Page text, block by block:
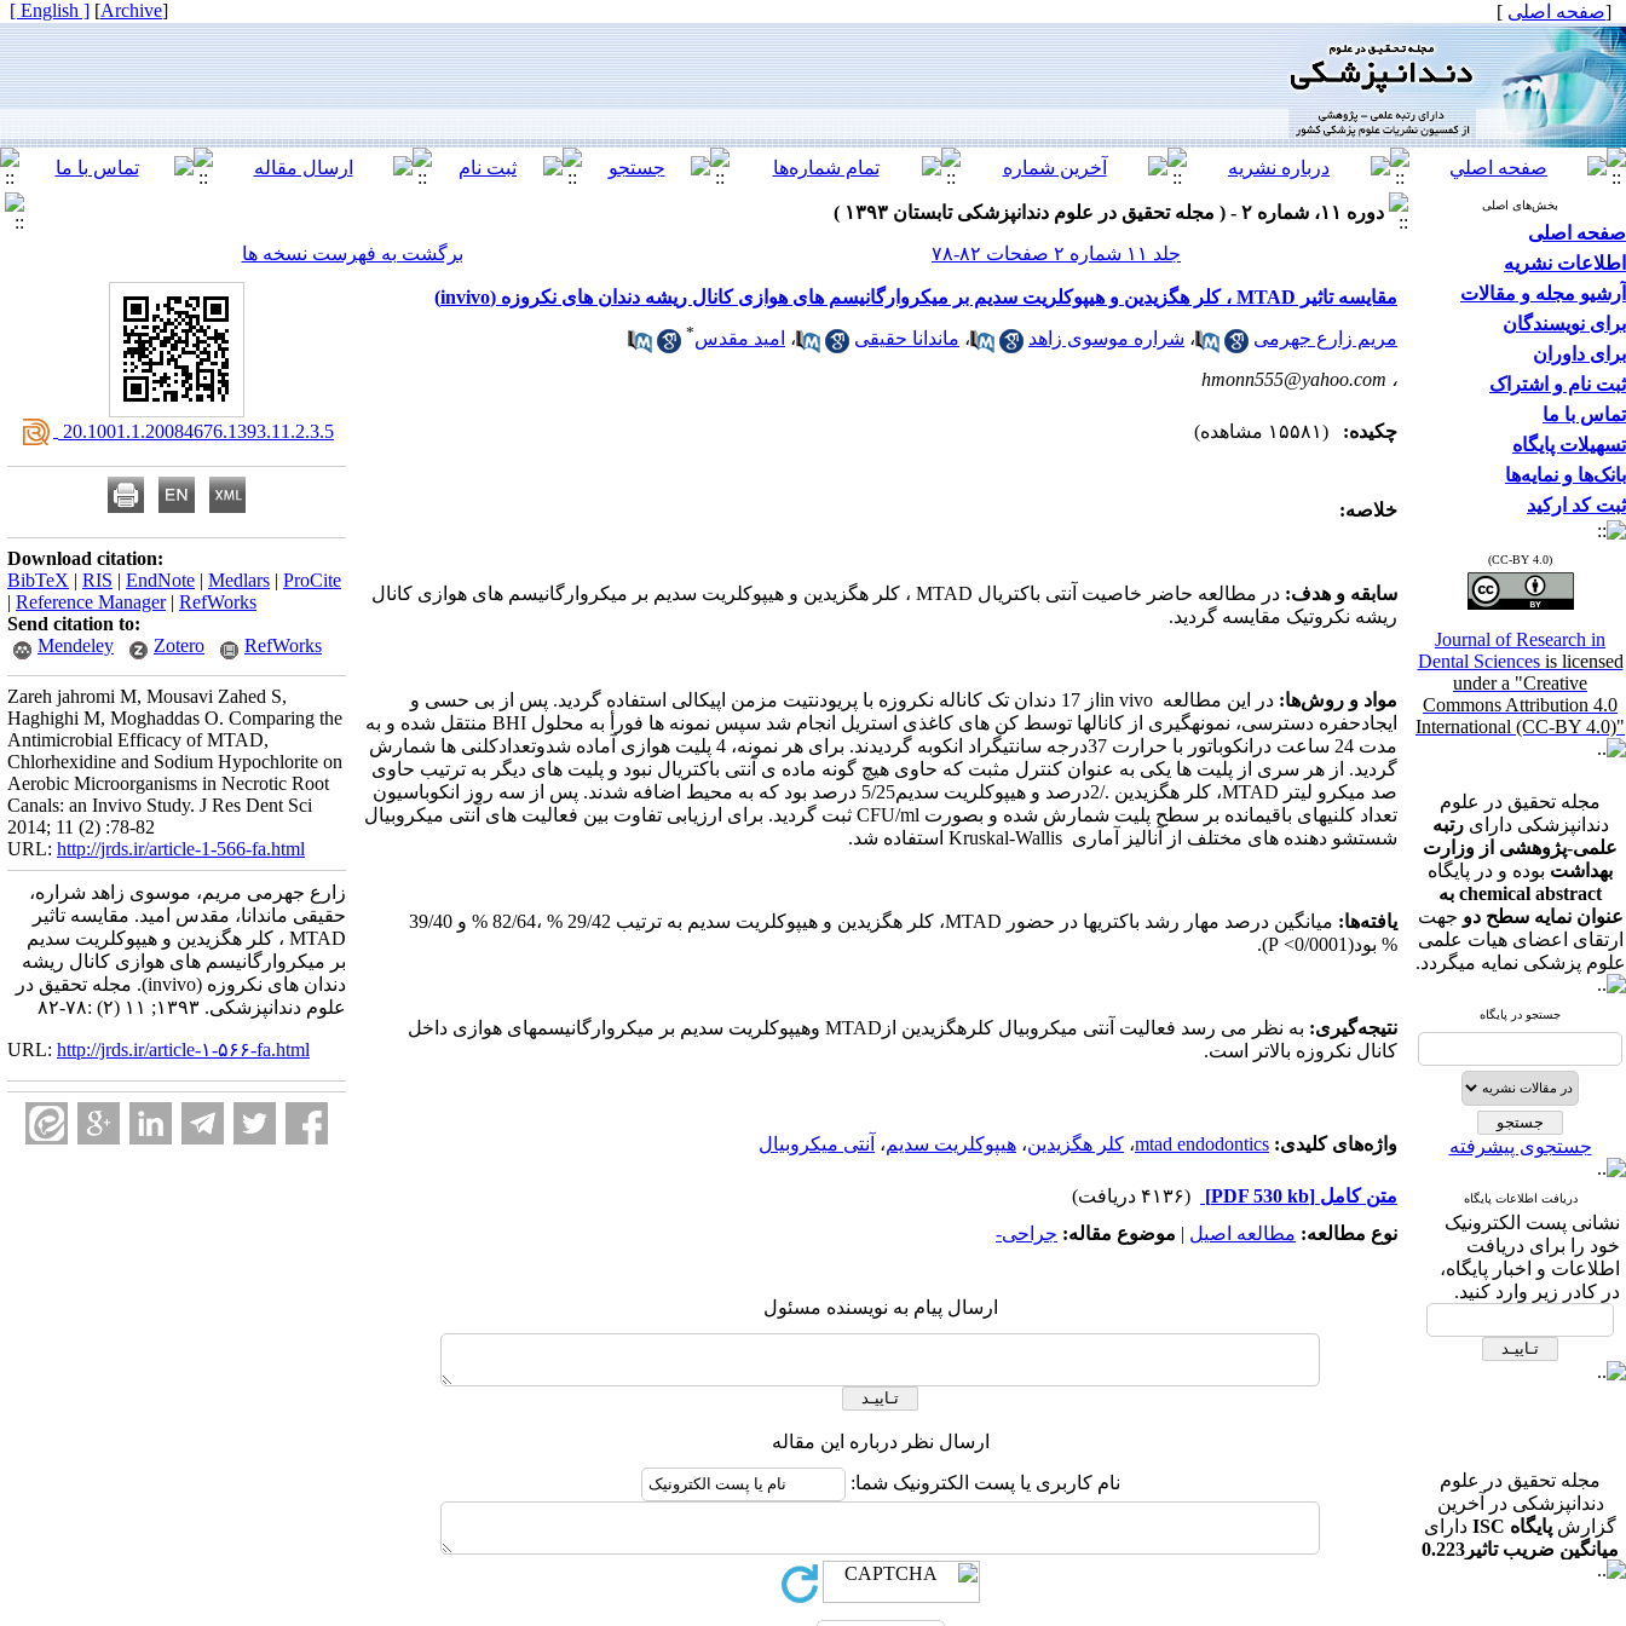
[صفحه اصلی ]
[
Archive
]
[ English ]
بخش‌های اصلی
صفحه اصلی
اطلاعات نشریه
آرشیو مجله و مقالات
برای نویسندگان
برای داوران
ثبت نام و اشتراک
تماس با ما
تسهیلات پایگاه
بانک‌ها و نمایه‌ها
ثبت کد ارکید
(CC-BY 4.0)
Journal of Research in
Dental Sciences is licensed
under a "Creative
Commons Attribution 4.0
International (CC-BY 4.0)"
مجله تحقیق در علوم
دندانپزشکی دارایرتبه
علمی-پژوهشی از وزارت
بهداشت بوده و در پایگاه
chemical abstract به
عنوان نمایه سطح دو جهت
ارتقای اعضای هیات علمی
علوم پزشکی نمایه میگردد.
جستجو در پایگاه
جستجوی پیشرفته
دریافت اطلاعات پایگاه
نشانی پست الکترونیک
خود را برای دریافت
اطلاعات و اخبار پایگاه،
در کادر زیر وارد کنید.
مجله تحقیق در علوم
دندانپزشکی در آخرین
گزارش پایگاه ISC
دارای
میانگین ضریب تاثیر0.223
در رشته دندانپزشکی می
دوره ۱۱، شماره ۲ - ( مجله تحقیق در علوم دندانپزشکی تابستان ۱۳۹۳ )
جلد ۱۱ شماره ۲ صفحات ۸۲-۷۸
برگشت به فهرست نسخه ها
مقایسه تاثیر MTAD ، کلر هگزیدین و هیپوکلریت سدیم بر میکروارگانیسم های هوازی کانال ریشه دندان های نکروزه (invivo)
مریم زارع جهرمی ، شراره موسوی زاهد ، ماندانا حقیقی ، امید مقدس*
، hmonn555@yahoo.com
چکیده: (۱۵۵۸۱ مشاهده)
خلاصه:
سابقه و هدف: در مطالعه حاضر خاصیت آنتی باکتریال MTAD ، کلر هگزیدین و هیپوکلریت سدیم بر میکروارگانیسم های هوازی کانال
ریشه نکروتیک مقایسه گردید.
مواد و روش‌ها: در این مطالعه in vivo
از 17 دندان تک کاناله نکروزه با پریودنتیت مزمن اپیکالی استفاده گردید. پس از بی حسی و
ایجادحفره دسترسی، نمونه­گیری از کانالها توسط کن های کاغذی استریل انجام شد سپس نمونه ها فورأ به محلول BHI منتقل شده و به
مدت 24 ساعت درانکوباتور با حرارت 37درجه سانتی­گراد انکوبه گردیدند. برای هر نمونه
، 4 پلیت هوازی آماده شدوتعدادکلنی ها شمارش
گردید. از هر سری از پلیت ها یکی به عنوان کنترل مثبت که حاوی هیچ گونه ماده ی آنتی باکتریال نبود و پلیت های دیگر به ترتیب حاوی
صد میکرو لیتر MTAD
، کلر هگزیدین ./2درصد و هیپوکلریت سدیم5/25 درصد بود که به محیط اضافه شدند. پس از سه روز انکوباسیون
تعداد کلنی­های باقیمانده بر سطح پلیت شمارش شده و بصورت CFU/ml ثبت گردید. برای ارزیابی تفاوت بین فعالیت های آنتی میکروبیال
شستشو دهنده های مختلف از آنالیز آماری Kruskal-Wallis استفاده شد.
یافته‌ها: میانگین درصد مهار رشد باکتری­ها در حضور MTAD، کلر هگزیدین و هیپوکلریت سدیم به ترتیب 29/42 %
،82/64 % و 39/40
% بود(0/0001> P
).
نتیجه‌گیری: به نظر می رسد فعالیت آنتی میکروبیال کلرهگزیدین از MTAD وهیپوکلریت سدیم بر میکروارگانیسم­های هوازی داخل
کانال نکروزه بالاتر است.
واژه‌های کلیدی: mtad endodontics، کلر هگزیدین، هیپوکلریت سدیم، آنتی میکروبیال
متن کامل [PDF 530 kb]
(۴۱۳۶ دریافت)
نوع مطالعه: مطالعه اصیل | موضوع مقاله: جراحی-
ارسال پیام به نویسنده مسئول
ارسال نظر درباره این مقاله
نام کاربری یا پست الکترونیک شما:
‎ 20.1001.1.20084676.1393.11.2.3.5
Download citation:
BibTeX | RIS | EndNote | Medlars | ProCite
| Reference Manager| RefWorks
Send citation to:
Mendeley
Zotero RefWorks
Zareh jahromi M, Mousavi Zahed S,
Haghighi M, Moghaddas O. Comparing the
Antimicrobial Efficacy of MTAD,
Chlorhexidine and Sodium Hypochlorite on
Aerobic Microorganisms in Necrotic Root
Canals: an Invivo Study. J Res Dent Sci
2014; 11 (2) :78-82
URL: http://jrds.ir/article-1-566-fa.html
زارع جهرمی مریم، موسوی زاهد شراره،
حقیقی ماندانا، مقدس امید. مقایسه تاثیر
MTAD ، کلر هگزیدین و هیپوکلریت سدیم
بر میکروارگانیسم های هوازی کانال ریشه
دندان های نکروزه (invivo). مجله تحقیق در
علوم دندانپزشکی. ۱۳۹۳; ۱۱ (۲) :۷۸-۸۲
URL: http://jrds.ir/article-۱-۵۶۶-fa.html